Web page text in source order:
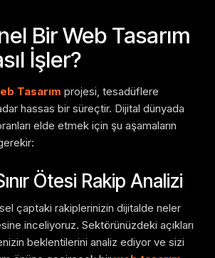
Bir Web Tasarım
İşler?
Tasarım projesi, tesadüflere
hassas bir süreçtir. Dijital dünyada
elde etmek için şu aşamaların
Ötesi Rakip Analizi
çaptaki rakiplerinizin dijitalde neler
inceliyoruz. Sektörünüzdeki açıkları
beklentilerini analiz ediyor ve sizi